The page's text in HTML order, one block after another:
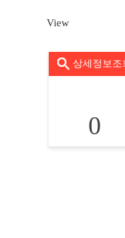
View
상세정보조
0